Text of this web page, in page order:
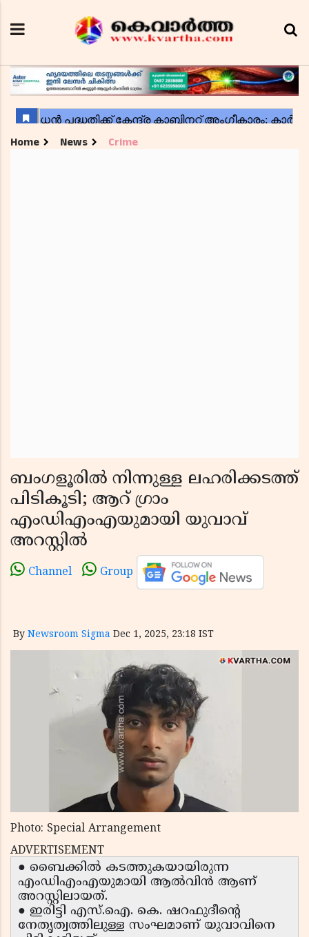
Home News Crime
ബംഗളൂരിൽ നിന്നുള്ള ലഹരിക്കടത്ത്
പിടികൂടി; ആറ് ഗ്രാം
എംഡിഎംഎയുമായി യുവാവ്
അറസ്റ്റിൽ
Channel Group
By Newsroom Sigma Dec 1, 2025, 23:18 IST
Photo: Special Arrangement
ADVERTISEMENT
● ബൈക്കിൽ കടത്തുകയായിരുന്ന
എംഡിഎംഎയുമായി ആൽവിൻ ആണ്
അറസ്റ്റിലായത്.
● ഇരിട്ടി എസ്.ഐ. കെ. ഷറഫുദീൻ്റെ
നേതൃത്വത്തിലുള്ള സംഘമാണ് യുവാവിനെ